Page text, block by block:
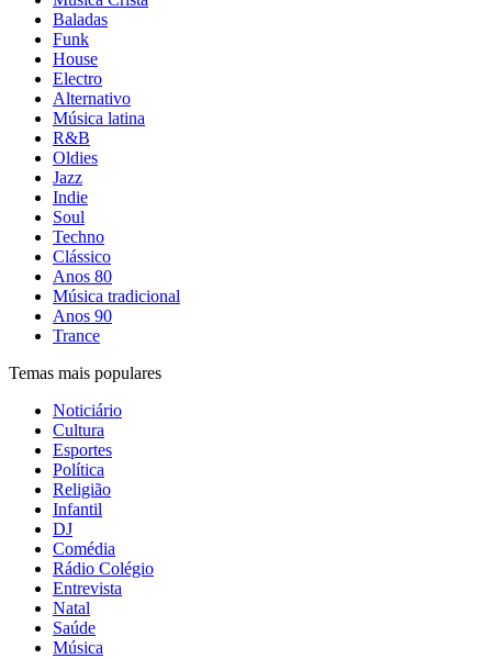
Baladas
Funk
House
Electro
Alternativo
Música latina
R&B
Oldies
Jazz
Indie
Soul
Techno
Clássico
Anos 80
Música tradicional
Anos 90
Trance
Temas mais populares
Noticiário
Cultura
Esportes
Política
Religião
Infantil
DJ
Comédia
Rádio Colégio
Entrevista
Natal
Saúde
Música